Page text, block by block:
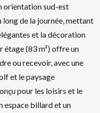
orientation sud-est
de la journée, mettant
et la décoration
étage (83 m²) offre un
ou recevoir, avec une
et le paysage
pour les loisirs et le
espace billard et un